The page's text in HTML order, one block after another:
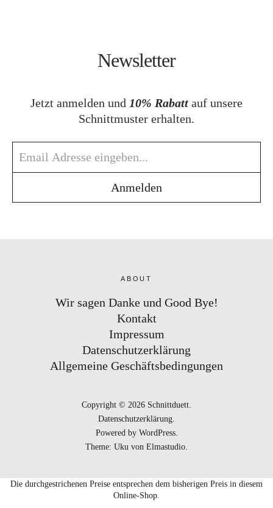
Newsletter
Jetzt anmelden und 10% Rabatt auf unsere
Schnittmuster erhalten.
ABOUT
Wir sagen Danke und Good Bye!
Kontakt
Impressum
Datenschutzerklärung
Allgemeine Geschäftsbedingungen
Copyright © 2026 Schnittduett
Datenschutzerklärung
Powered by WordPress
Theme: Uku von Elmastudio
Die durchgestrichenen Preise entsprechen dem bisherigen Preis in diesem
Online-Shop.